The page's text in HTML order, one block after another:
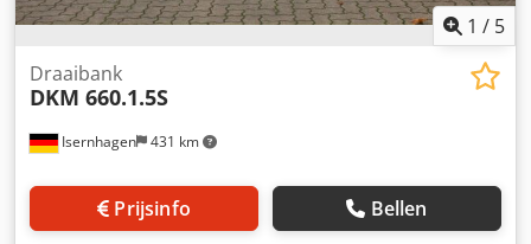
1 / 5
Isernhagen 431 km
Draaibank
DKM 660.1.5S
Prijsinfo Bellen